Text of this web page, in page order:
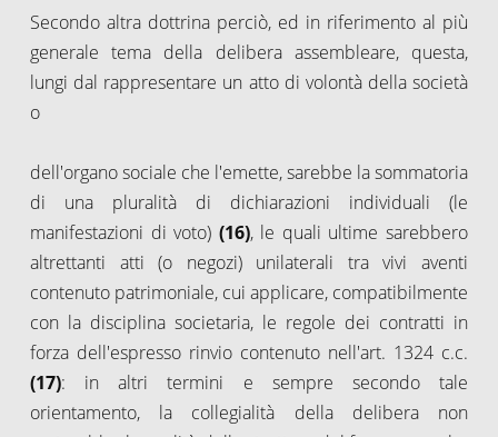
Secondo altra dottrina perciò, ed in riferimento al più
generale tema della delibera assembleare, questa,
lungi dal rappresentare un atto di volontà della società
o
dell'organo sociale che l'emette, sarebbe la sommatoria
di una pluralità di dichiarazioni individuali (le
manifestazioni di voto) (16), le quali ultime sarebbero
altrettanti atti (o negozi) unilaterali tra vivi aventi
contenuto patrimoniale, cui applicare, compatibilmente
con la disciplina societaria, le regole dei contratti in
forza dell'espresso rinvio contenuto nell'art. 1324 c.c.
(17): in altri termini e sempre secondo tale
orientamento, la collegialità della delibera non